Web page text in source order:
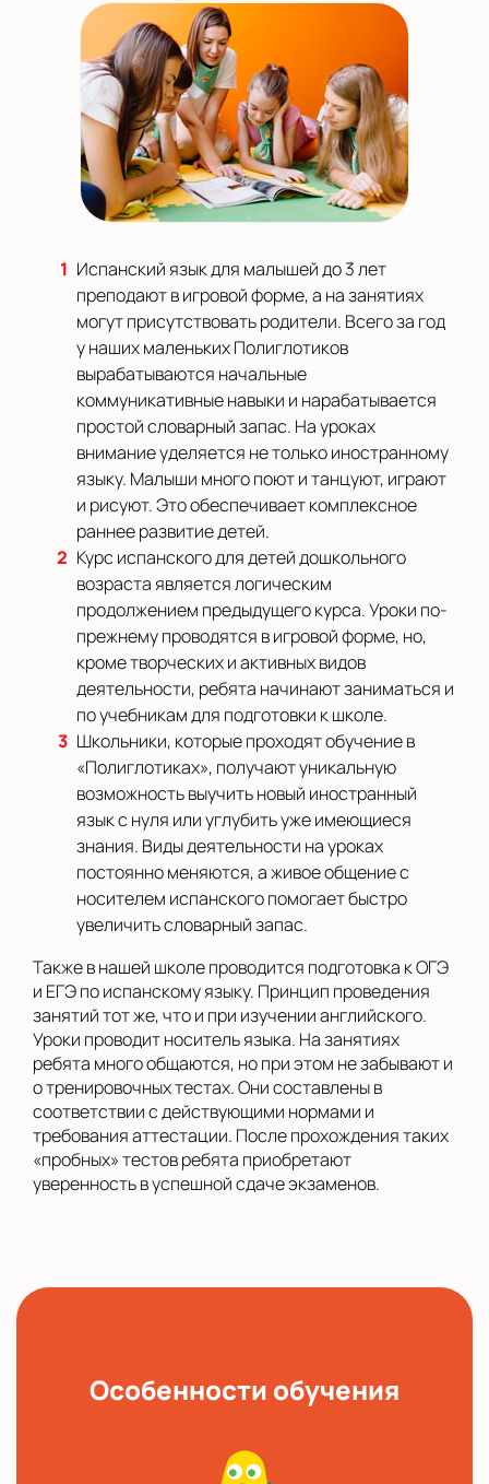
Испанский язык для малышей до 3 лет
преподают в игровой форме, а на занятиях
могут присутствовать родители. Всего за год
у наших маленьких Полиглотиков
вырабатываются начальные
коммуникативные навыки и нарабатывается
простой словарный запас. На уроках
внимание уделяется не только иностранному
языку. Малыши много поют и танцуют, играют
и рисуют. Это обеспечивает комплексное
раннее развитие детей.
Курс испанского для детей дошкольного
возраста является логическим
продолжением предыдущего курса. Уроки по-
прежнему проводятся в игровой форме, но,
кроме творческих и активных видов
деятельности, ребята начинают заниматься и
по учебникам для подготовки к школе.
Школьники, которые проходят обучение в
«Полиглотиках», получают уникальную
возможность выучить новый иностранный
язык с нуля или углубить уже имеющиеся
знания. Виды деятельности на уроках
постоянно меняются, а живое общение с
носителем испанского помогает быстро
увеличить словарный запас.
Также в нашей школе проводится подготовка к ОГЭ
и ЕГЭ по испанскому языку. Принцип проведения
занятий тот же, что и при изучении английского.
Уроки проводит носитель языка. На занятиях
ребята много общаются, но при этом не забывают и
о тренировочных тестах. Они составлены в
соответствии с действующими нормами и
требования аттестации. После прохождения таких
«пробных» тестов ребята приобретают
уверенность в успешной сдаче экзаменов.
Особенности обучения